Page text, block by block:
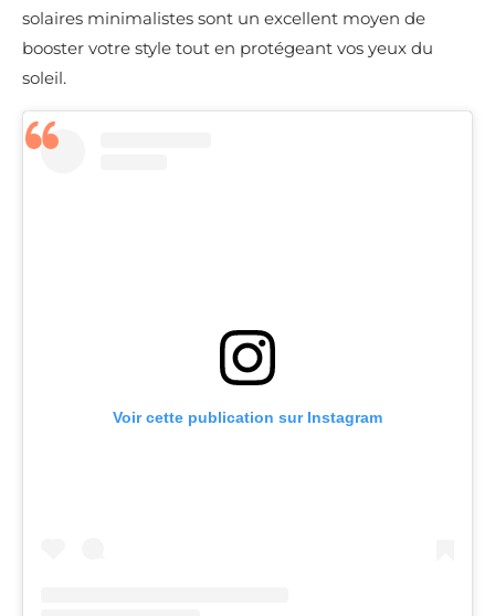
solaires minimalistes sont un excellent moyen de
booster votre style tout en protégeant vos yeux du
soleil.
Voir cette publication sur Instagram